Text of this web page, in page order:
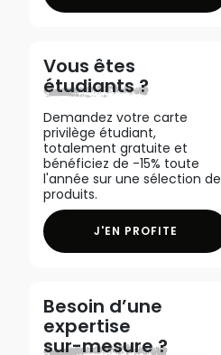
Vous êtes
étudiants ?
Demandez votre carte
privilège étudiant,
totalement gratuite et
bénéficiez de -15% toute
l'année sur une sélection de
produits.
J'EN PROFITE
Besoin d’une
expertise
sur-mesure ?